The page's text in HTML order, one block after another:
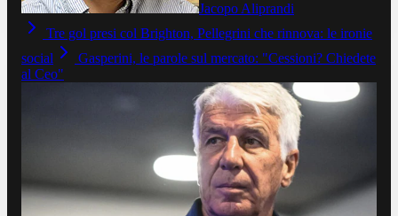
Jacopo Aliprandi
Tre gol presi col Brighton, Pellegrini che rinnova: le ironie
social
Gasperini, le parole sul mercato: "Cessioni? Chiedete
al Ceo"